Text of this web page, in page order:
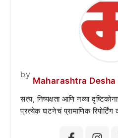
by
Maharashtra Desha
सत्य, निष्पक्षता आणि नव्या
प्रत्येक घटनेचं प्रामाणिक